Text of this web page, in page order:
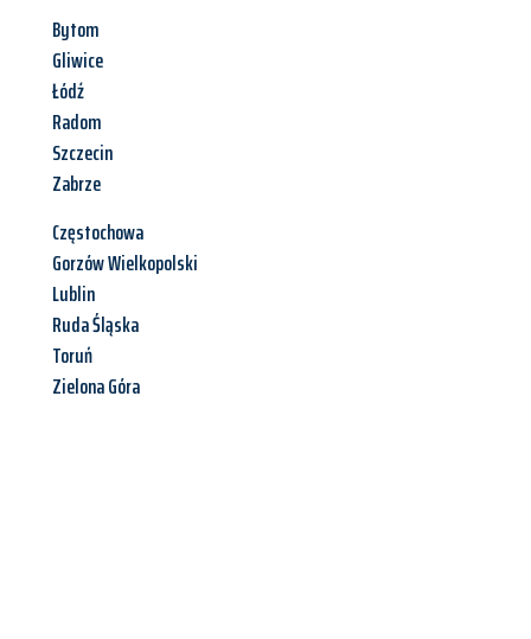
Bytom
Gliwice
Łódź
Radom
Szczecin
Zabrze
Częstochowa
Gorzów Wielkopolski
Lublin
Ruda Śląska
Toruń
Zielona Góra